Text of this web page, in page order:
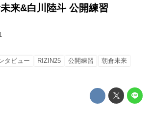
来&白川陸斗 公開練習
タビュー RIZIN25 公開練習
朝倉未来